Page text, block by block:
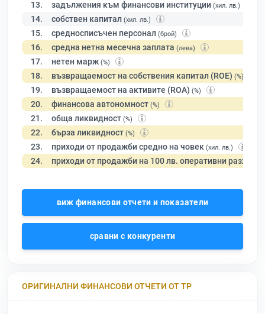
13. задължения към финансови институции (хил. лв.)
14. собствен капитал (хил. лв.)
15. средносписъчен персонал (брой)
16. средна нетна месечна заплата (лева)
17. нетен марж (%)
18. възвращаемост на собствения капитал (ROE) (%)
19. възвращаемост на активите (ROA) (%)
20. финансова автономност (%)
21. обща ликвидност (%)
22. бърза ликвидност (%)
23. приходи от продажби средно на човек (хил. лв.)
24. приходи от продажби на 100 лв. оперативни разходи
виж финансови отчети и показатели
сравни с конкуренти
ОРИГИНАЛНИ ФИНАНСОВИ ОТЧЕТИ ОТ ТР